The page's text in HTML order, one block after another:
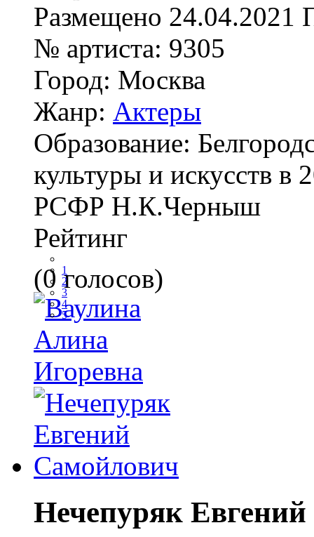
Размещено 24.04.2021
№ артиста: 9305
Город: Москва
Жанр: Актеры
Образование:
культуры и искусств в
РСФР Н.К.Черныш
Рейтинг
1
2
3
4
5
(0 голосов)
Нечепуряк